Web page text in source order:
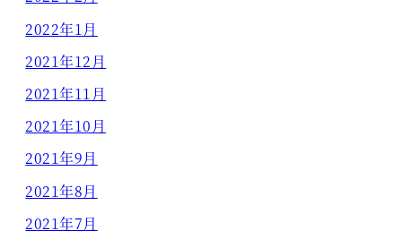
2022年1月
2021年12月
2021年11月
2021年10月
2021年9月
2021年8月
2021年7月